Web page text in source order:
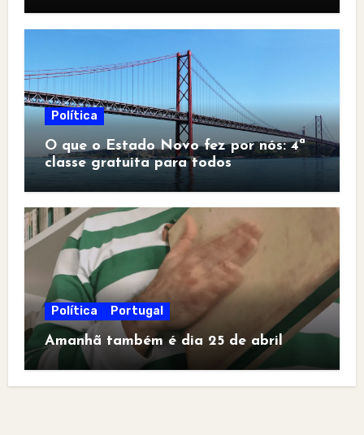
Política
O que o Estado Novo fez por nós: 4ª
classe gratuita para todos
Política Portugal
Amanhã também é dia 25 de abril